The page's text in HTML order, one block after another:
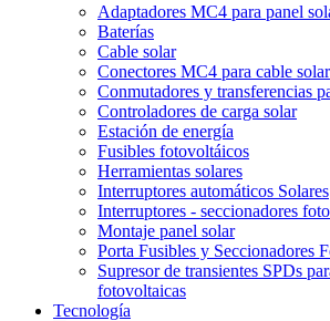
Adaptadores MC4 para panel
Baterías
Cable solar
Conectores MC4 para cable solar
Conmutadores y transferencias
Controladores de carga solar
Estación de energía
Fusibles fotovoltáicos
Herramientas solares
Interruptores automáticos Solares
Interruptores - seccionadores
Montaje panel solar
Porta Fusibles y Seccionadores
Supresor de transientes SPDs
fotovoltaicas
Tecnología